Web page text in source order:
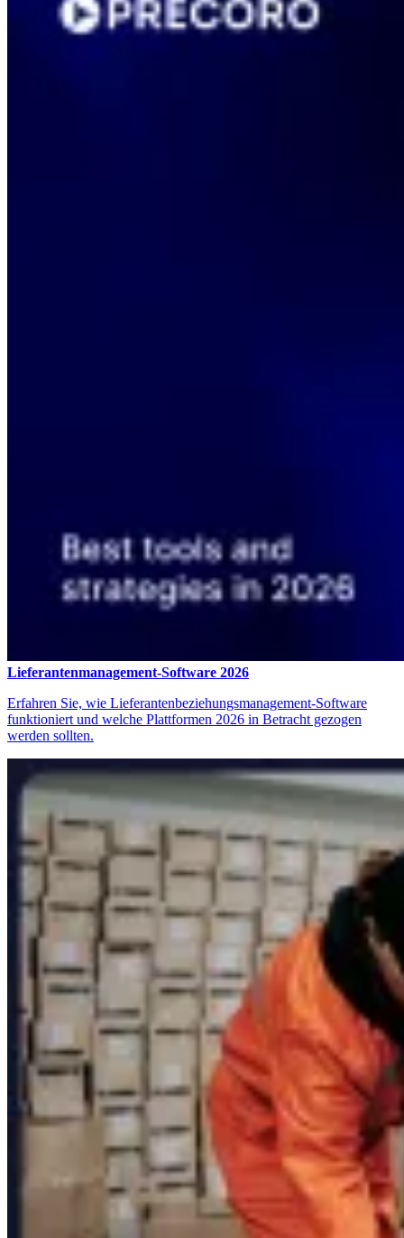
Lieferantenmanagement-Software 2026
Erfahren Sie, wie Lieferantenbeziehungsmanagement-Software
funktioniert und welche Plattformen 2026 in Betracht gezogen
werden sollten.